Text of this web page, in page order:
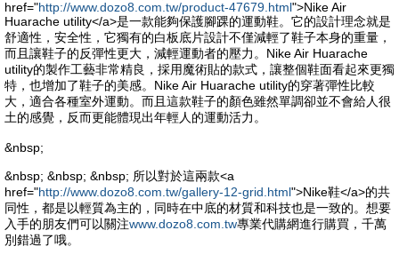
href="http://www.dozo8.com.tw/product-47679.html">Nike Air
Huarache utility</a>是一款能夠保護腳踝的運動鞋。它的設計理念就是
舒適性，安全性，它獨有的白板底片設計不僅減輕了鞋子本身的重量，
而且讓鞋子的反彈性更大，減輕運動者的壓力。Nike Air Huarache
utility的製作工藝非常精良，採用魔術貼的款式，讓整個鞋面看起來更獨
特，也增加了鞋子的美感。Nike Air Huarache utility的穿著彈性比較
大，適合各種室外運動。而且這款鞋子的顏色雖然單調卻並不會給人很
土的感覺，反而更能體現出年輕人的運動活力。
&nbsp;
&nbsp; &nbsp; &nbsp; 所以對於這兩款<a
href="http://www.dozo8.com.tw/gallery-12-grid.html">Nike鞋</a>的共
同性，都是以輕質為主的，同時在中底的材質和科技也是一致的。想要
入手的朋友們可以關注www.dozo8.com.tw專業代購網進行購買，千萬
別錯過了哦。